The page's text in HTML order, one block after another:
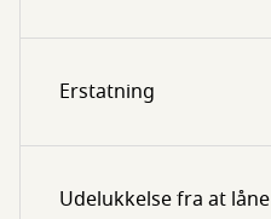
Erstatning
Udelukkelse fra at låne